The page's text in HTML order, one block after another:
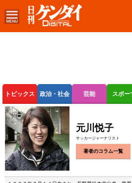
トピックス 政治・社会 芸能 スポー
ボートレース 競輪
元川悦子
サッカージャーナリスト
著者のコラム一覧